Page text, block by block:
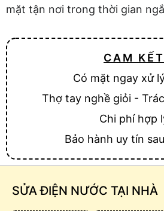
mặt tận nơi trong thời gian
CAM KẾT
Có mặt ngay xử
Thợ tay nghề giỏi -
Chi phí hợp
Bảo hành uy tín
SỬA ĐIỆN NƯỚC TẠI NHÀ